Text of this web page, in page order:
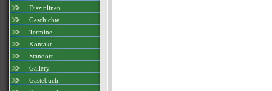
Disziplinen
Geschichte
Termine
Kontakt
Standort
Gallery
Gästebuch